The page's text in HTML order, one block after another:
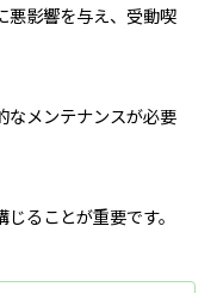
悪影響を与え、受動喫
なメンテナンスが必要
ることが重要です。